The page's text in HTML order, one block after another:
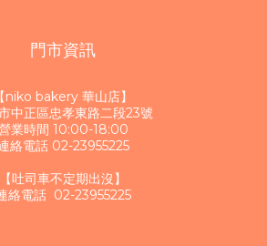
門市資訊
【niko bakery 華山店】
中正區忠孝東路二段23號
業時間 10:00-18:00
絡電話 02-23955225
【吐司車不定期出沒】
絡電話 02-23955225